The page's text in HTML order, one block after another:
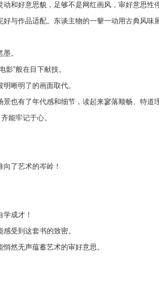
和好意思貌，足够不是网红画风，审好意思性
与作品适配。东谈主物的一颦一动用古典风味
。
”般在目下献技。
晰明了的画面取代。
也有了年代感和细节，读起来寥落顺畅、特道
能牢记于心。
了艺术的岑岭！
成才！
受到这套书的致密。
然无声蕴蓄艺术的审好意思。